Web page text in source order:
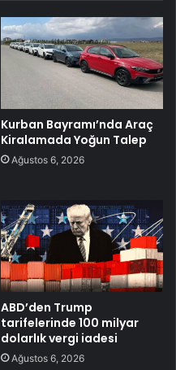
Kurban Bayramı’nda Araç
Kiralamada Yoğun Talep
Ağustos 6, 2026
ABD’den Trump
tarifelerinde 100 milyar
dolarlık vergi iadesi
Ağustos 6, 2026